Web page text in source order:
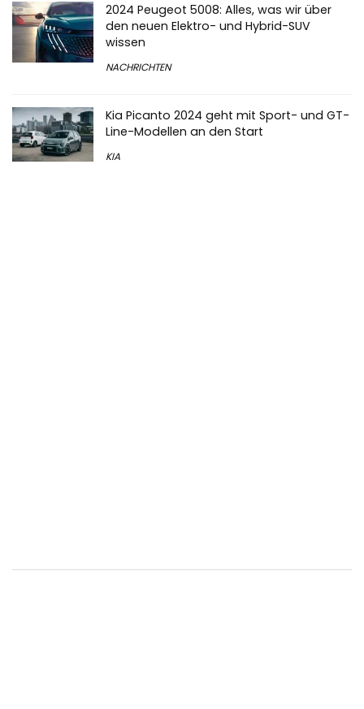
2024 Peugeot 5008: Alles, was wir über
den neuen Elektro- und Hybrid-SUV
wissen
NACHRICHTEN
Kia Picanto 2024 geht mit Sport- und GT-
Line-Modellen an den Start
KIA